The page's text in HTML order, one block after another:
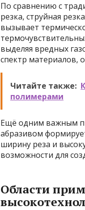
По сравнению с
резка, струйная
вызывает
выделяя вредных
спектр материалов,
Читайте также:
полимерами
Ещё одним важным
абразивом
ширину реза и
возможности для
Области